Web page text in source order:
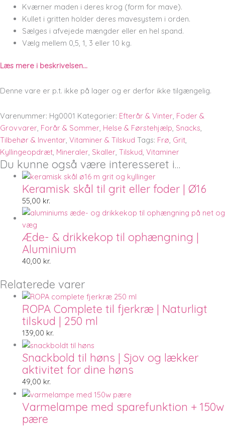
Kværner maden i deres krog (form for mave).
Kullet i gritten holder deres mavesystem i orden.
Sælges i afvejede mængder eller en hel spand.
Vælg mellem 0,5, 1, 3 eller 10 kg.
Læs mere i beskrivelsen…
Denne vare er p.t. ikke på lager og er derfor ikke tilgængelig.
Varenummer: Hg0001 Kategorier: Efterår & Vinter Foder &
Grovvarer Forår & Sommer Helse & Førstehjælp Snacks
Tilbehør & Inventar Vitaminer & Tilskud Tags: Frø Grit
Kyllingeopdræt Mineraler Skaller Tilskud Vitaminer
Du kunne også være interesseret i…
Keramisk skål til grit eller foder | Ø16
55,00 kr.
Æde- & drikkekop til ophængning |
Aluminium
40,00 kr.
Relaterede varer
ROPA Complete til fjerkræ | Naturligt
tilskud | 250 ml
139,00 kr.
Snackbold til høns | Sjov og lækker
aktivitet for dine høns
49,00 kr.
Varmelampe med sparefunktion + 150w
pære